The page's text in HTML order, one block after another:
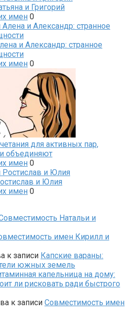
и Григорий
имен 0
и Александр: странное
имен 0
для активных пар,
объединяют
имен 0
и Юлия
имен 0
Натальи и
имен Кирилл и
к записи Капские вараны:
южных земель
капельница на дому:
ли рисковать ради быстрого
к записи Совместимость имен